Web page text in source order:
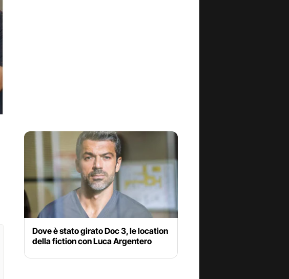
Dove è stato girato Doc 3, le location
della fiction con Luca Argentero